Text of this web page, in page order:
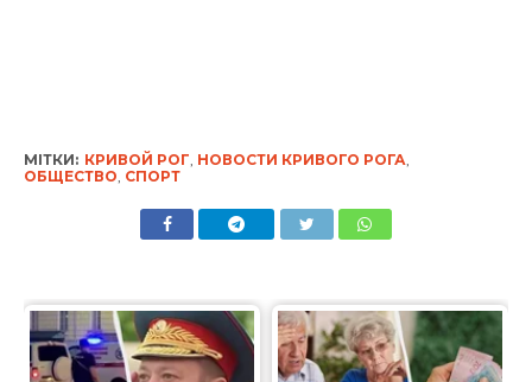
МІТКИ: КРИВОЙ РОГ НОВОСТИ КРИВОГО РОГА
ОБЩЕСТВО СПОРТ